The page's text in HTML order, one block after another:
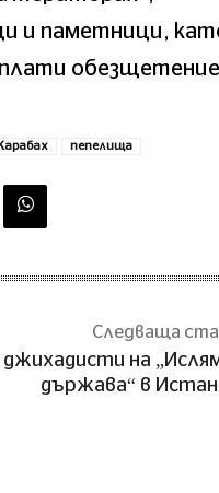
и паметници,
плати
пепелища
Следваща
на
държава“ в